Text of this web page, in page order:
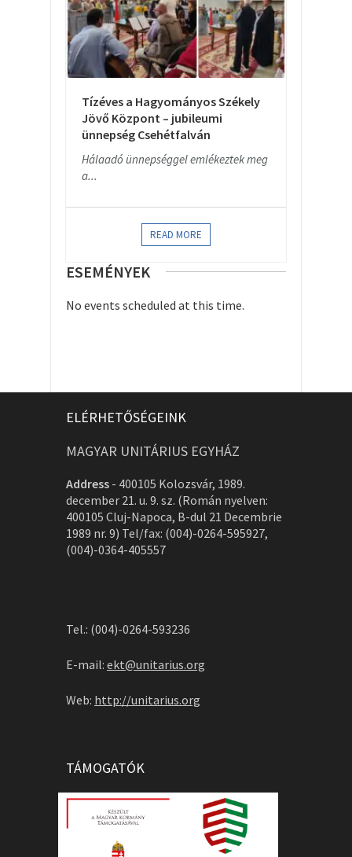
Tízéves a Hagyományos Székely
Jövő Központ – jubileumi
ünnepség Csehétfalván
Hálaadó ünnepséggel emlékeztek meg
a...
READ MORE
ESEMÉNYEK
No events scheduled at this time.
ELÉRHETŐSÉGEINK
MAGYAR UNITÁRIUS EGYHÁZ
Address - 400105 Kolozsvár, 1989.
december 21. u. 9. sz. (Román nyelven:
400105 Cluj-Napoca, B-dul 21 Decembrie
1989 nr. 9) Tel/fax: (004)-0264-595927,
(004)-0364-405557
Tel.: (004)-0264-593236
E-mail: ekt@unitarius.org
Web: http://unitarius.org
TÁMOGATÓK